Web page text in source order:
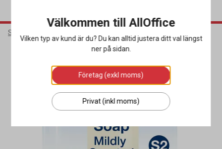
Städ & Hygien
Miljöval
Välkommen till AllOffice
Vilken typ av kund är du? Du kan alltid justera ditt val längst
ner på sidan.
Företag (exkl moms)
Privat (inkl moms)